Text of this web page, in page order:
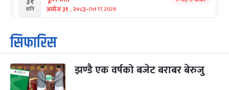
शनि असोज ३१ , २०८३-Oct 17, 2026
१
आइत
कार्तिक सङ्क्रान्ति
कार्तिक १, २०८३
३
मंगल
महानवमी
कार्तिक ३, २०८३
२ महिना बाँकी
सिफारिस
झण्डै एक वर्षको बजेट बराबर बेरुजु